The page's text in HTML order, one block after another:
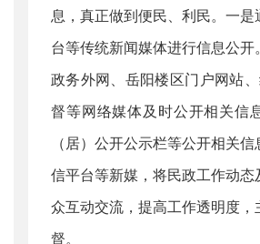
息，真正做到便民、利民。一是
台等传统新闻媒体进行信息公开
政务外网、岳阳楼区门户网站
督等网络媒体及时公开相关信
（居）公开公示栏等公开相关
信平台等新媒，将民政工作动态
众互动交流，提高工作透明度，
督。